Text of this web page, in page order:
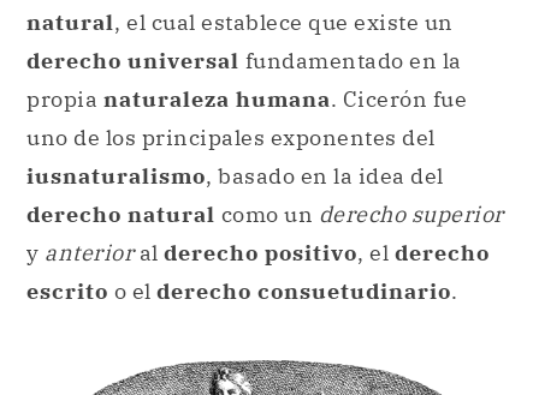
natural, el cual establece que existe un
derecho universal fundamentado en la
propia naturaleza humana. Cicerón fue
uno de los principales exponentes del
iusnaturalismo, basado en la idea del
derecho natural como un derecho superior
y anterioral derecho positivo, el derecho
escrito o el derecho consuetudinario.